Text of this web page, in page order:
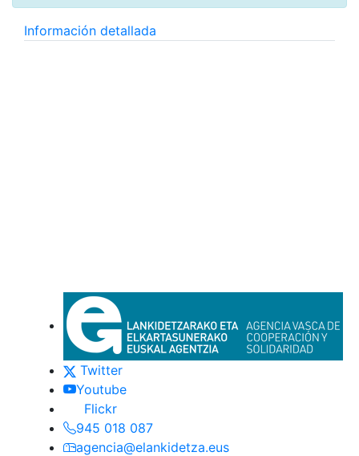
Información detallada
Euskadi.eus-eko esteka
Contacto
Twitter(Este enlace se abrirá en nueva
Youtube(Este enlace se abrirá en nueva
Flickr(Este enlace se abrirá en nueva
945 018 087
agencia@elankidetza.eus